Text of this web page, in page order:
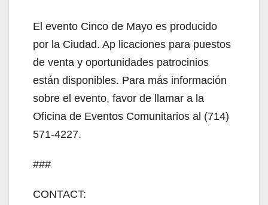
El evento Cinco de Mayo es producido
por la Ciudad. Ap licaciones para puestos
de venta y oportunidades patrocinios
están disponibles. Para más información
sobre el evento, favor de llamar a la
Oficina de Eventos Comunitarios al (714)
571-4227.
###
CONTACT: